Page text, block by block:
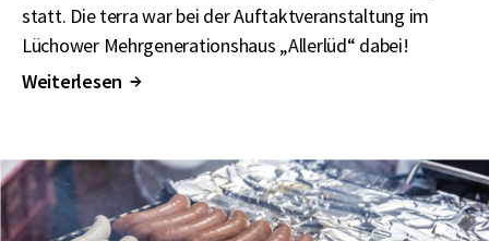
statt. Die terra war bei der Auftaktveranstaltung im
Lüchower Mehrgenerationshaus „Allerlüd“ dabei!
Weiterlesen
↑